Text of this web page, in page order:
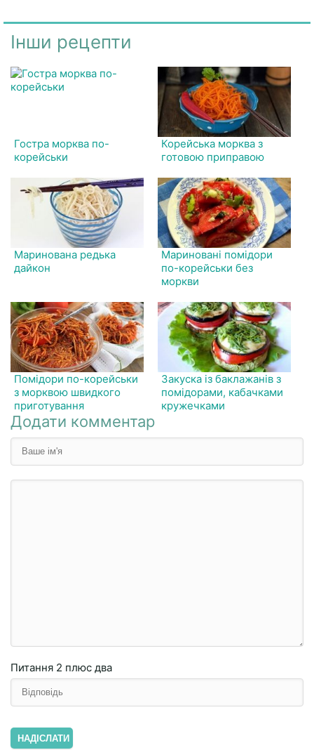
Інши рецепти
Гостра морква по-
корейськи
Корейська морква з
готовою приправою
Маринована редька
дайкон
Мариновані помідори
по-корейськи без
моркви
Помідори по-корейськи
з морквою швидкого
приготування
Закуска із баклажанів з
помідорами, кабачками
кружечками
Додати комментар
Питання 2 плюc двa
НАДІСЛАТИ